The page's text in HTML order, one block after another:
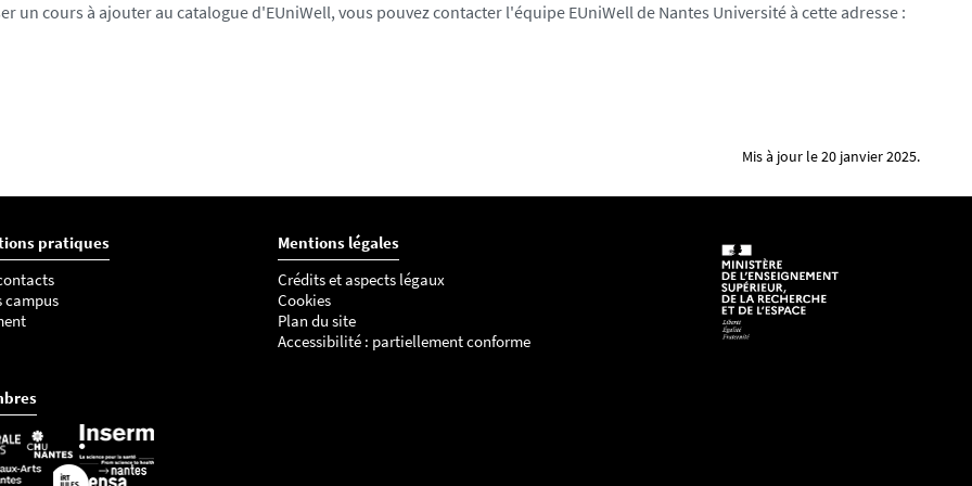
cours à ajouter au catalogue d'EUniWell, vous pouvez contacter l'équipe EUniWell de Nantes Université à cette adresse :
Mis à jour le 20 janvier 2025.
pratiques
campus
Mentions légales
Crédits et aspects légaux
Cookies
Plan du site
Accessibilité : partiellement conforme